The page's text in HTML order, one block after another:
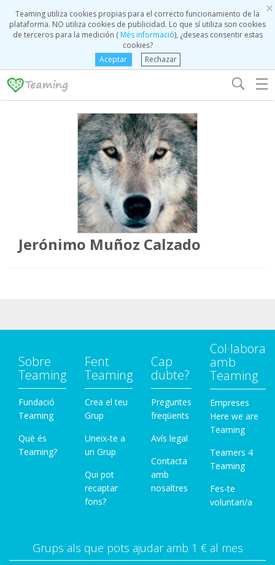
×
Teaming utiliza cookies propias para el correcto funcionamiento de la
plataforma. NO utiliza cookies de publicidad. Lo que sí utiliza son cookies
de terceros para la medición (Més informació), ¿deseas consentir estas
cookies?
Aceptar
Rechazar
☰
Jerónimo Muñoz Calzado
Sobre
Teaming
Fundació
Teaming
Què és
Teaming?
Fent
Teaming
Crea el teu
Grup
Uneix-te a
un Grup
Qui pot
recaptar
fons?
Cap
dubte?
Preguntes
freqüents
Avís legal
Contacta
amb
nosaltres
Col·labora
amb
Teaming
Empreses
Here we are
Teaming
Teamers 4
Teaming
Fes-te
voluntari/a
Grups als que pots ajudar amb 1 € al mes